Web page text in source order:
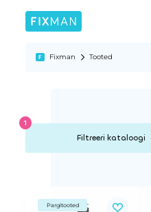
Fixman Tooted
Pargitooted